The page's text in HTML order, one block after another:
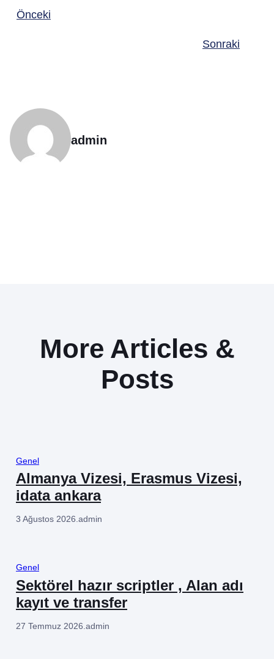
Önceki
Sonraki
admin
More Articles &
Posts
Genel
Almanya Vizesi, Erasmus Vizesi,
idata ankara
3 Ağustos 2026.admin
Genel
Sektörel hazır scriptler , Alan adı
kayıt ve transfer
27 Temmuz 2026 admin